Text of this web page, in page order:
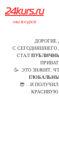
24kurs.ru
мы в курсе
ДОРОГИЕ
С
СТАЛ
🥳 ЭТО ЗНАЧИТ,
😎 ...И
КРАСИВУЮ